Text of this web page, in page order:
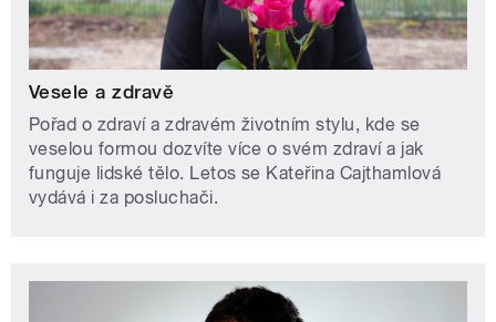
Vesele a zdravě
Pořad o zdraví a zdravém životním stylu, kde se
veselou formou dozvíte více o svém zdraví a jak
funguje lidské tělo. Letos se Kateřina Cajthamlová
vydává i za posluchači.